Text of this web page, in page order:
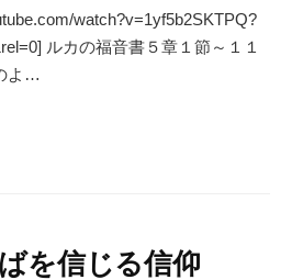
watch?v=1yf5b2SKTPQ?
ルカの福音書５章１節～１１
よ…
を信じる信仰